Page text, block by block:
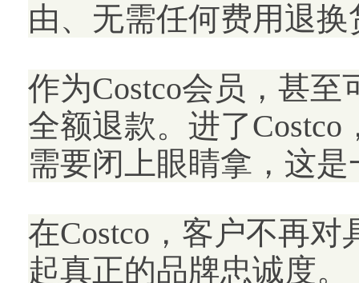
由、无需任何费用退换
作为Costco会员，甚
全额退款。进了
需要闭上眼睛拿，这是
在Costco，客户不再
起真正的品牌忠诚度。